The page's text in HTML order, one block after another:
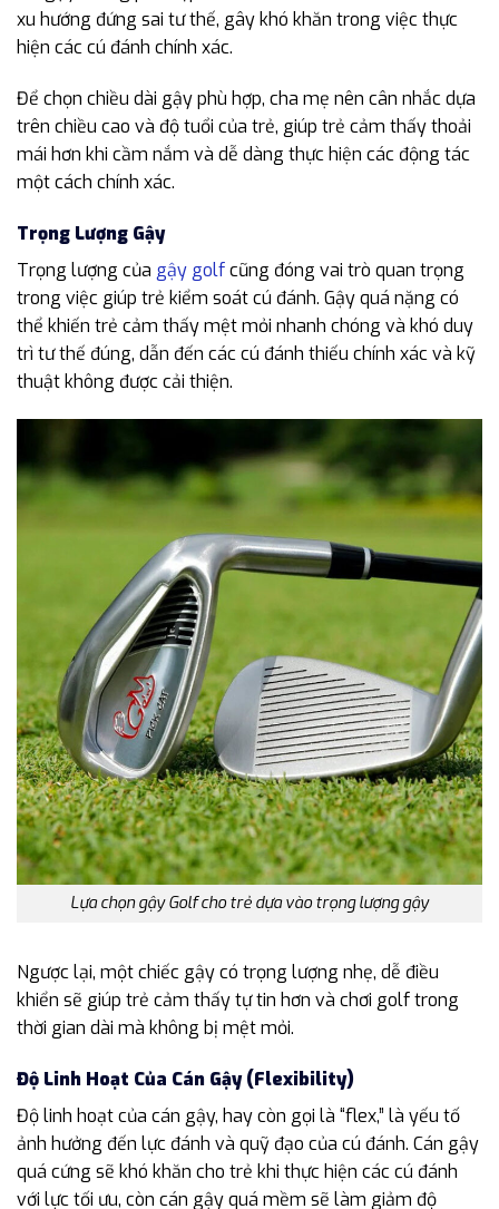
xu hướng đứng sai tư thế, gây khó khăn trong việc thực
hiện các cú đánh chính xác.
Để chọn chiều dài gậy phù hợp, cha mẹ nên cân nhắc dựa
trên chiều cao và độ tuổi của trẻ, giúp trẻ cảm thấy thoải
mái hơn khi cầm nắm và dễ dàng thực hiện các động tác
một cách chính xác.
Trọng Lượng Gậy
Trọng lượng của gậy golfcũng đóng vai trò quan trọng
trong việc giúp trẻ kiểm soát cú đánh. Gậy quá nặng có
thể khiến trẻ cảm thấy mệt mỏi nhanh chóng và khó duy
trì tư thế đúng, dẫn đến các cú đánh thiếu chính xác và kỹ
thuật không được cải thiện.
Lựa chọn gậy Golf cho trẻ dựa vào trọng lượng gậy
Ngược lại, một chiếc gậy có trọng lượng nhẹ, dễ điều
khiển sẽ giúp trẻ cảm thấy tự tin hơn và chơi golf trong
thời gian dài mà không bị mệt mỏi.
Độ Linh Hoạt Của Cán Gậy (Flexibility)
Độ linh hoạt của cán gậy, hay còn gọi là “flex,” là yếu tố
ảnh hưởng đến lực đánh và quỹ đạo của cú đánh. Cán gậy
quá cứng sẽ khó khăn cho trẻ khi thực hiện các cú đánh
với lực tối ưu, còn cán gậy quá mềm sẽ làm giảm độ